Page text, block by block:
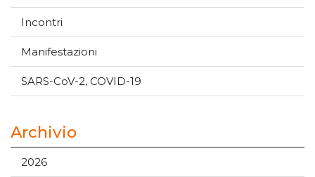
Incontri
Manifestazioni
SARS-CoV-2, COVID-19
Archivio
2026